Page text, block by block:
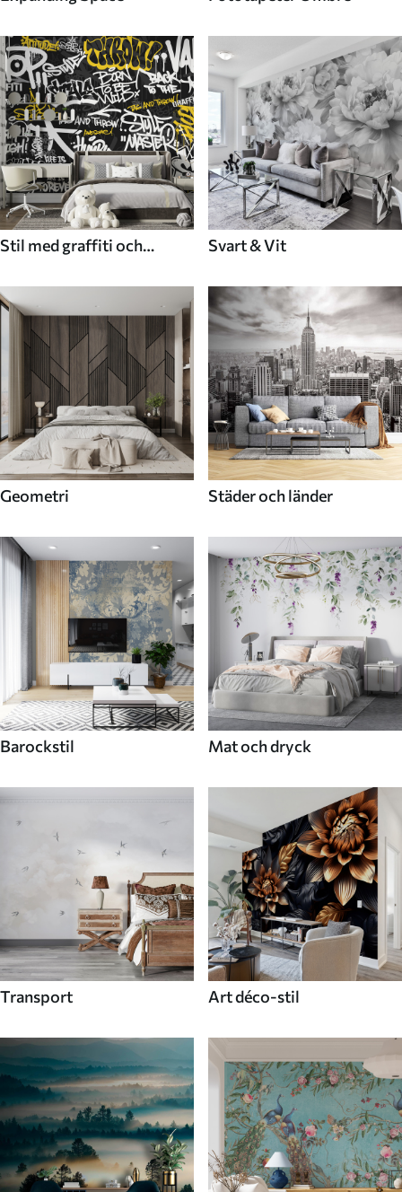
Stil med graffiti och
Svart & Vit
Geometri Städer och länder
Barockstil Mat och dryck
Transport Art déco-stil